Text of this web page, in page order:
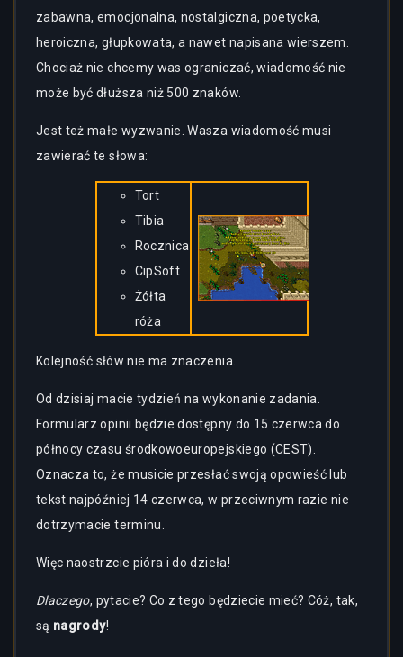
zabawna, emocjonalna, nostalgiczna, poetycka,
heroiczna, głupkowata, a nawet napisana wierszem.
Chociaż nie chcemy was ograniczać, wiadomość nie
może być dłuższa niż 500 znaków.
Jest też małe wyzwanie. Wasza wiadomość musi
zawierać te słowa:
Tort
Tibia
Rocznica
CipSoft
Żółta
róża
Kolejność słów nie ma znaczenia.
Od dzisiaj macie tydzień na wykonanie zadania.
Formularz opinii będzie dostępny do 15 czerwca do
północy czasu środkowoeuropejskiego (CEST).
Oznacza to, że musicie przesłać swoją opowieść lub
tekst najpóźniej 14 czerwca, w przeciwnym razie nie
dotrzymacie terminu.
Więc naostrzcie pióra i do dzieła!
Dlaczego, pytacie? Co z tego będziecie mieć? Cóż, tak,
są nagrody!